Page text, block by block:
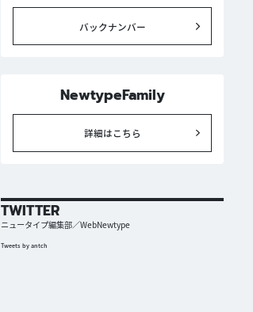
バックナンバー
NewtypeFamily
詳細はこちら
TWITTER
ニュータイプ編集部／WebNewtype
Tweets by antch